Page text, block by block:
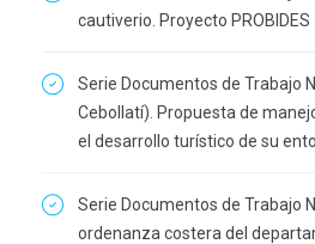
cautiverio. Proyecto PROBIDES
Serie Documentos de Trabajo
Cebollatí). Propuesta de
el desarrollo turístico de su
Serie Documentos de Trabajo
ordenanza costera del